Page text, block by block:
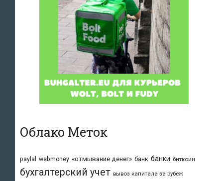
Облако Меток
paylal webmoney «отмывание денег» банк банки биткоин
бухгалтерский учет вывоз капитала за рубеж